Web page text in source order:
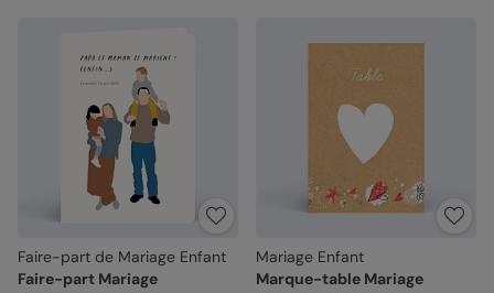
Faire-part de Mariage Enfant
Faire-part Mariage
Mariage Enfant
Marque-table Mariage